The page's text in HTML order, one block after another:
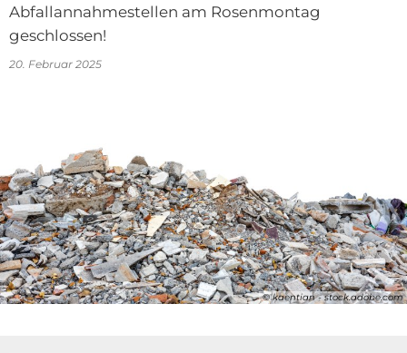
Abfallannahmestellen am Rosenmontag
geschlossen!
20. Februar 2025
© kaentian - stock.adobe.com